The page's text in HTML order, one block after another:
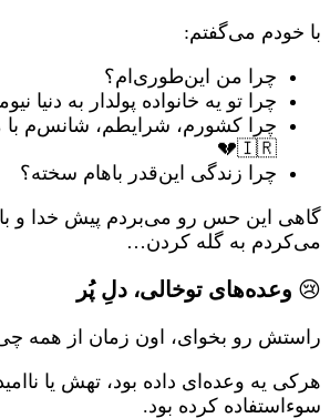
با خودم می‌گفتم:
چرا من این‌طوری‌ام؟
چرا تو یه خانواده پولدار به دنیا
چرا کشورم، شرایطم، شانس‌م با
🇮🇷💔
چرا زندگی این‌قدر باهام سخته؟
گاهی این حس رو می‌بردم پیش خدا و
می‌کردم به گله کردن…
😢 وعده‌های توخالی، دلِ پُر
راستش رو بخوای، اون زمان از همه چی
هرکی یه وعده‌ای داده بود، تهش یا
سوءاستفاده کرده بود.